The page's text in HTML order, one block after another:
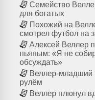
Семейство
для богатых
Похожий на
смотрел футбол на
Алексей Веллер
пьяным: «Я не
обсуждать»
Веллер-младший
рулём
Веллер плюнул